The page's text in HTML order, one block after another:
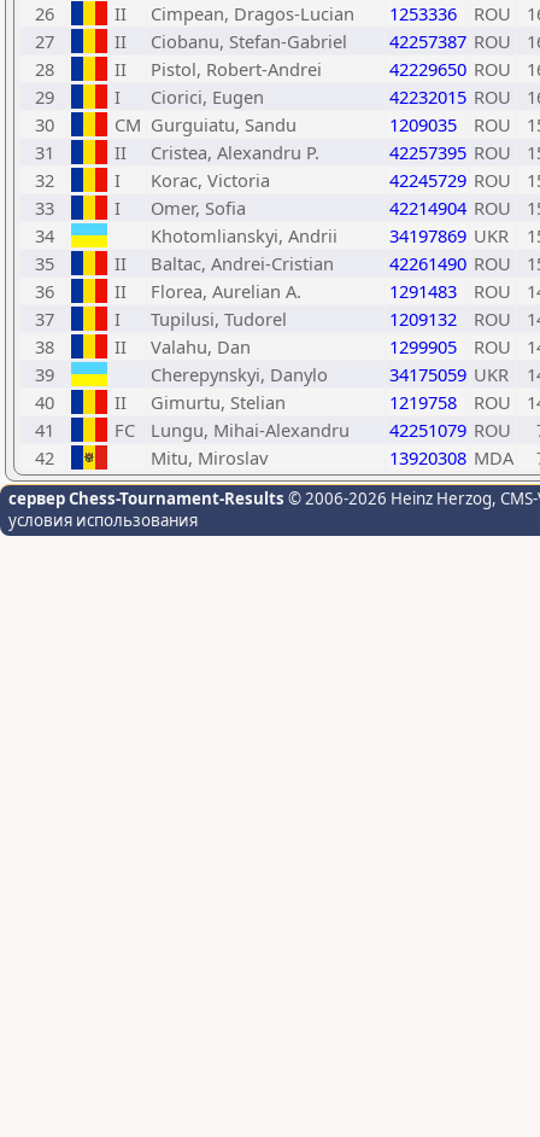
26
II Cimpean, Dragos-Lucian 1253336 ROU
27
II Ciobanu, Stefan-Gabriel 42257387 ROU
28
II Pistol, Robert-Andrei 42229650 ROU
29
I Ciorici, Eugen 42232015 ROU
30
CM Gurguiatu, Sandu 1209035 ROU
31
II Cristea, Alexandru P. 42257395 ROU
32
I Korac, Victoria 42245729 ROU
33
I Omer, Sofia 42214904 ROU
34
Khotomlianskyi, Andrii 34197869 UKR
35
II Baltac, Andrei-Cristian 42261490 ROU
36
II Florea, Aurelian A. 1291483 ROU
37
I Tupilusi, Tudorel 1209132 ROU
38
II Valahu, Dan 1299905 ROU
39
Cherepynskyi, Danylo 34175059 UKR
40
II Gimurtu, Stelian 1219758 ROU
41
FC Lungu, Mihai-Alexandru 42251079 ROU
42
Mitu, Miroslav 13920308 MDA
сервер Chess-Tournament-Results © 2006-2026 Heinz Herzog,
условия использования